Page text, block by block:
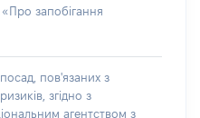
запобігання
пов'язаних з
згідно з
агентством з